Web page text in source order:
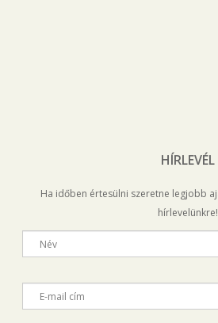
HÍRLEVÉL
Ha időben értesülni szeretne legjobb
hírlevelünkre!
Név
E-mail cím